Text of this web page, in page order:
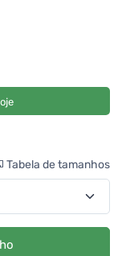
Tabela de tamanhos